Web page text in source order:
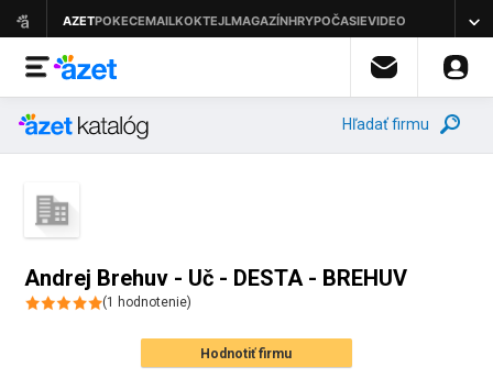
Hľadať firmu
Andrej Brehuv - Uč - DESTA - BREHUV
(1 hodnotenie)
Hodnotiť firmu